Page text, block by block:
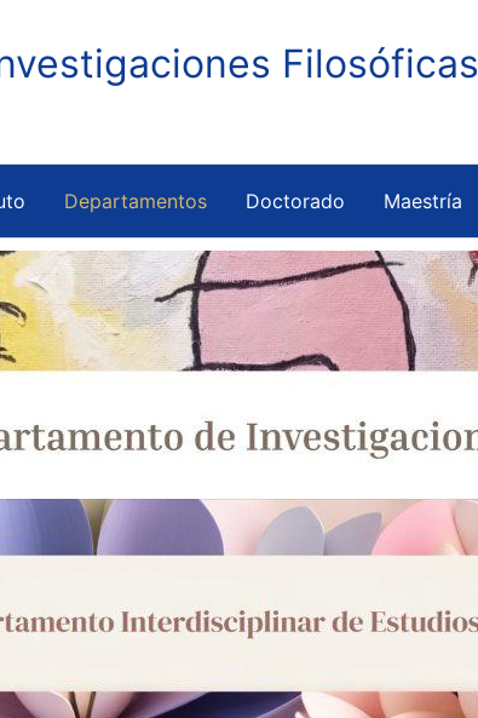
Filosóficas
Departamentos Doctorado Maestría